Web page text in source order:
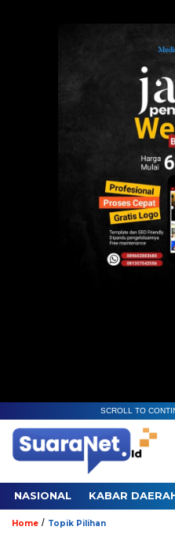
SCROLL TO
NASIONAL KABAR
Home / Topik Pilihan